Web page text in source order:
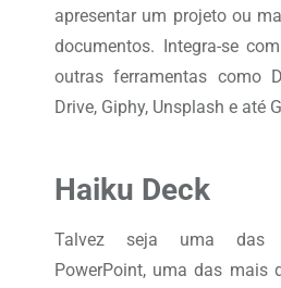
apresentar um projeto ou
documentos. Integra-se
outras ferramentas como
Drive, Giphy, Unsplash e até
Haiku Deck
Talvez seja uma das
PowerPoint, uma das mais